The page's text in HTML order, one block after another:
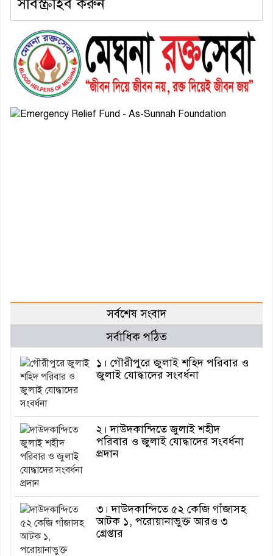
সর্বশেষ সংবাদ
সর্বাধিক পঠিত
১। গৌরীপুরে জুলাই শহিদ পরিবার ও
জুলাই যোদ্ধাদের সংবর্ধনা
২। দাউদকান্দিতে জুলাই শহীদ
পরিবার ও জুলাই যোদ্ধাদের সংবর্ধনা
প্রদান
৩। দাউদকান্দিতে ৫২ কেজি গাঁজাসহ
আটক ১, পরোয়ানাভুক্ত আরও ৩
গ্রেপ্তার